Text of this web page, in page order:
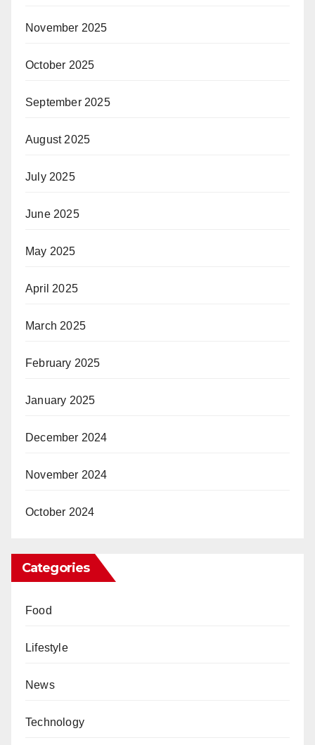
November 2025
October 2025
September 2025
August 2025
July 2025
June 2025
May 2025
April 2025
March 2025
February 2025
January 2025
December 2024
November 2024
October 2024
Categories
Food
Lifestyle
News
Technology